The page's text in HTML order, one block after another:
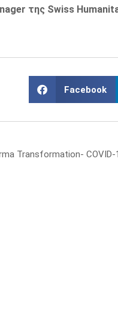
της Swiss
Facebook